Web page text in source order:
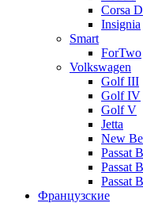
Corsa D
Insignia
Smart
ForTwo
Volkswagen
Golf III
Golf IV
Golf V
Jetta
New
Passat
Passat
Passat
Французские